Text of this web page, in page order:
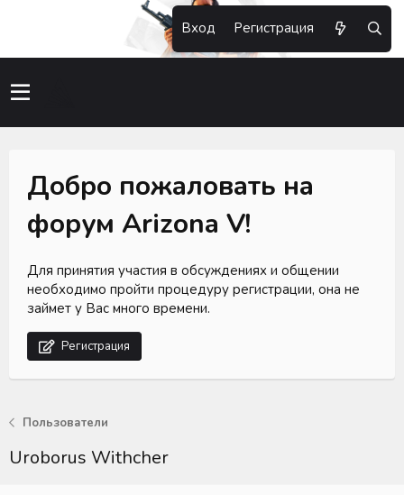
Вход Регистрация
Добро пожаловать на
форум Arizona V!
Для принятия участия в обсуждениях и общении
необходимо пройти процедуру регистрации, она не
займет у Вас много времени.
Регистрация
Пользователи
Uroborus Withcher